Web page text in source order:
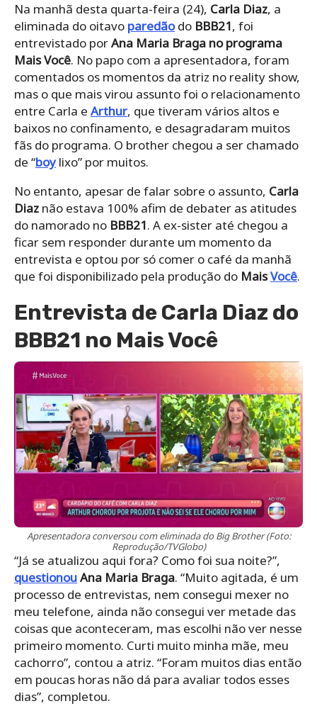
Na manhã desta quarta-feira (24), Carla Diaz, a
eliminada do oitavo paredãodo BBB21, foi
entrevistado porAna Maria Braga no programa
Mais Você. No papo com a apresentadora, foram
comentados os momentos da atriz no reality show,
mas o que mais virou assunto foi o relacionamento
entre Carla e Arthur, que tiveram vários altos e
baixos no confinamento, e desagradaram muitos
fãs do programa. O brother chegou a ser chamado
de “boylixo” por muitos.
No entanto, apesar de falar sobre o assunto, Carla
Diaz não estava 100% afim de debater as atitudes
do namorado no BBB21. A ex-sister até chegou a
ficar sem responder durante um momento da
entrevista e optou por só comer o café da manhã
que foi disponibilizado pela produção do MaisVocê.
Entrevista de Carla Diaz do
BBB21 no Mais Você
Apresentadora conversou com eliminada do Big Brother (Foto:
Reprodução/TVGlobo)
“Já se atualizou aqui fora? Como foi sua noite?”,
questionouAna Maria Braga. “Muito agitada, é um
processo de entrevistas, nem consegui mexer no
meu telefone, ainda não consegui ver metade das
coisas que aconteceram, mas escolhi não ver nesse
primeiro momento. Curti muito minha mãe, meu
cachorro”, contou a atriz. “Foram muitos dias então
em poucas horas não dá para avaliar todos esses
dias”, completou.